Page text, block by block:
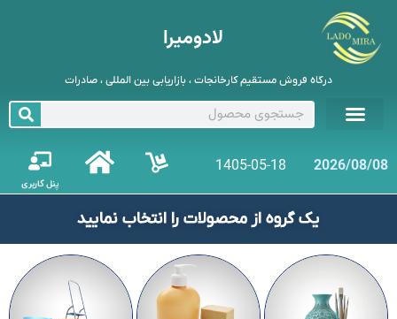
لادومیرا
درگاه فروش مستقیم کارخانجات ، بازاریابی بین المللی ، صادرات
2026/08/08
1405-05-18
پنل کاربری
یک گروه از محصولات را انتخاب نمایید